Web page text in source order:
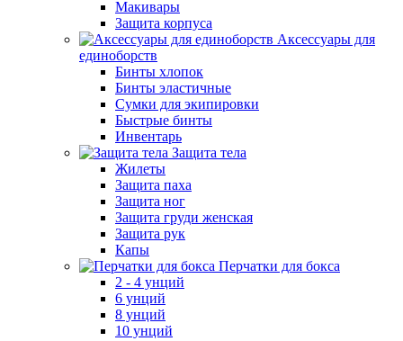
Макивары
Защита корпуса
Аксессуары для
единоборств
Бинты хлопок
Бинты эластичные
Сумки для экипировки
Быстрые бинты
Инвентарь
Защита тела
Жилеты
Защита паха
Защита ног
Защита груди женская
Защита рук
Капы
Перчатки для бокса
2 - 4 унций
6 унций
8 унций
10 унций